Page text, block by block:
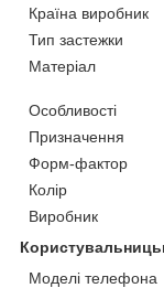
Країна виробник
Тип застежки
Матеріал
Особливості
Призначення
Форм-фактор
Колір
Виробник
Моделі телефона